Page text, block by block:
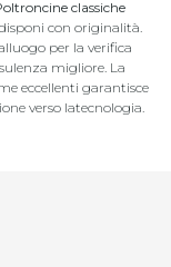
classiche
con originalità.
per la verifica
migliore. La
eccellenti garantisce
verso latecnologia.